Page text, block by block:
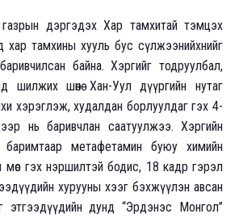
газрын дэргэдэх Хар тамхитай тэмцэх
хар тамхины хууль бус сүлжээнийхнийг
байна. Хэргийг тодруулбал,
шилжих шөнө Хан-Уул дүүргийн нутаг
хэрэглэж, худалдан борлуулдаг гэх 4-
нь баривчлан саатуулжээ. Хэргийн
баримтаар метафетамин буюу химийн
мөс гэх нэршилтэй бодис, 18 кадр гэрэл
хурууны хээг бэхжүүлэн авсан
этгээдүүдийн дунд “Эрдэнэс Монгол”